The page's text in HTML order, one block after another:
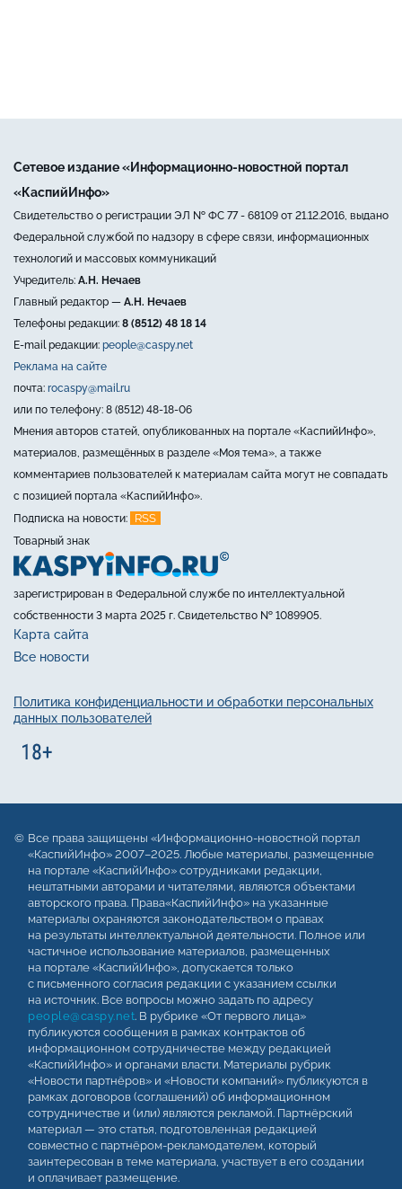
Сетевое издание «Информационно-новостной портал
«КаспийИнфо»
Свидетельство о регистрации ЭЛ № ФС 77 - 68109 от 21.12.2016, выдано
Федеральной службой по надзору в сфере связи, информационных
технологий и массовых коммуникаций
Учредитель: А.Н. Нечаев
Главный редактор — А.Н. Нечаев
Телефоны редакции: 8 (8512) 48 18 14
E-mail редакции: people@caspy.net
Реклама на сайте
почта: rocaspy@mail.ru
или по телефону: 8 (8512) 48-18-06
Мнения авторов статей, опубликованных на портале «КаспийИнфо»,
материалов, размещённых в разделе «Моя тема», а также
комментариев пользователей к материалам сайта могут не совпадать
с позицией портала «КаспийИнфо».
Подписка на новости:
RSS
Товарный знак
зарегистрирован в Федеральной службе по интеллектуальной
собственности 3 марта 2025 г. Свидетельство № 1089905.
Карта сайта
Все новости
Политика конфиденциальности и обработки персональных
данных пользователей
Все права защищены «Информационно-новостной портал
«КаспийИнфо» 2007–2025. Любые материалы, размещенные
на портале «КаспийИнфо» сотрудниками редакции,
нештатными авторами и читателями, являются объектами
авторского права. Права«КаспийИнфо» на указанные
материалы охраняются законодательством о правах
на результаты интеллектуальной деятельности. Полное или
частичное использование материалов, размещенных
на портале «КаспийИнфо», допускается только
с письменного согласия редакции с указанием ссылки
на источник. Все вопросы можно задать по адресу
people@caspy.net. В рубрике «От первого лица»
публикуются сообщения в рамках контрактов об
информационном сотрудничестве между редакцией
«КаспийИнфо» и органами власти. Материалы рубрик
«Новости партнёров» и «Новости компаний» публикуются в
рамках договоров (соглашений) об информационном
сотрудничестве и (или) являются рекламой. Партнёрский
материал — это статья, подготовленная редакцией
совместно с партнёром-рекламодателем, который
заинтересован в теме материала, участвует в его создании
и оплачивает размещение.